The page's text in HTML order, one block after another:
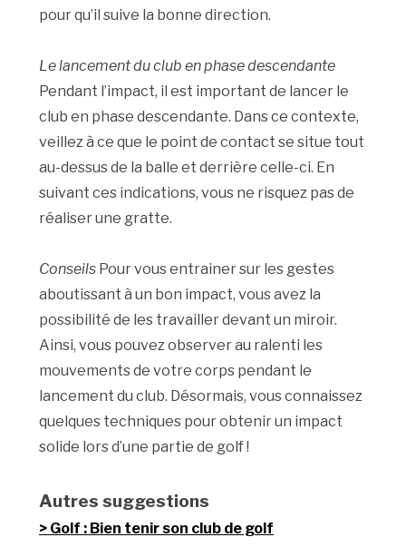
pour qu’il suive la bonne direction.
Le lancement du club en phase descendante
Pendant l’impact, il est important de lancer le
club en phase descendante. Dans ce contexte,
veillez à ce que le point de contact se situe tout
au-dessus de la balle et derrière celle-ci. En
suivant ces indications, vous ne risquez pas de
réaliser une gratte.
Conseils Pour vous entrainer sur les gestes
aboutissant à un bon impact, vous avez la
possibilité de les travailler devant un miroir.
Ainsi, vous pouvez observer au ralenti les
mouvements de votre corps pendant le
lancement du club. Désormais, vous connaissez
quelques techniques pour obtenir un impact
solide lors d’une partie de golf !
Autres suggestions
Golf : Bien tenir son club de golf